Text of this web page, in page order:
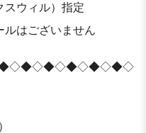
スウィル）指定
ルはございません